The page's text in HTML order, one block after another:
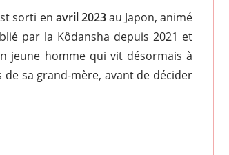
sorti en avril 2023au Japon, animé
par la Kôdansha depuis 2021 et
jeune homme qui vit désormais à
sa grand-mère, avant de décider